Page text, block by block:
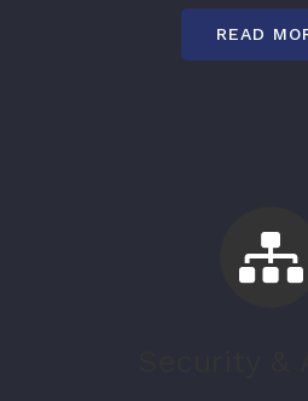
READ